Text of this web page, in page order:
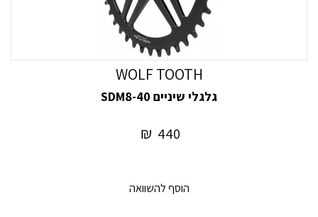
WOLF TOOTH
גלגלי שיניים SDM8-40
440
₪
הוסף להשוואה